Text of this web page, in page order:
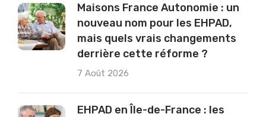
Maisons France Autonomie : un
nouveau nom pour les EHPAD,
mais quels vrais changements
derrière cette réforme ?
7 Août 2026
EHPAD en Île-de-France : les